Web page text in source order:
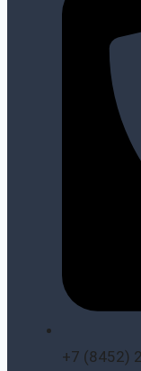
+7 (8452)